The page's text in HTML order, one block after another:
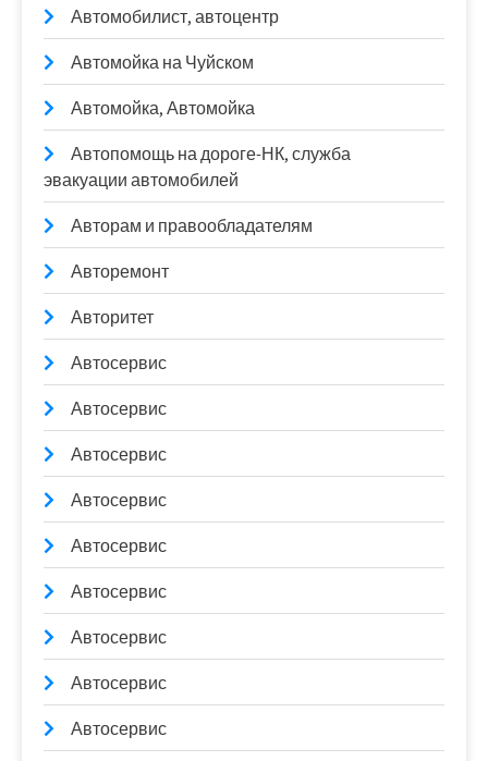
Автомобилист, автоцентр
Автомойка на Чуйском
Автомойка, Автомойка
Автопомощь на дороге-НК, служба
эвакуации автомобилей
Авторам и правообладателям
Авторемонт
Авторитет
Автосервис
Автосервис
Автосервис
Автосервис
Автосервис
Автосервис
Автосервис
Автосервис
Автосервис